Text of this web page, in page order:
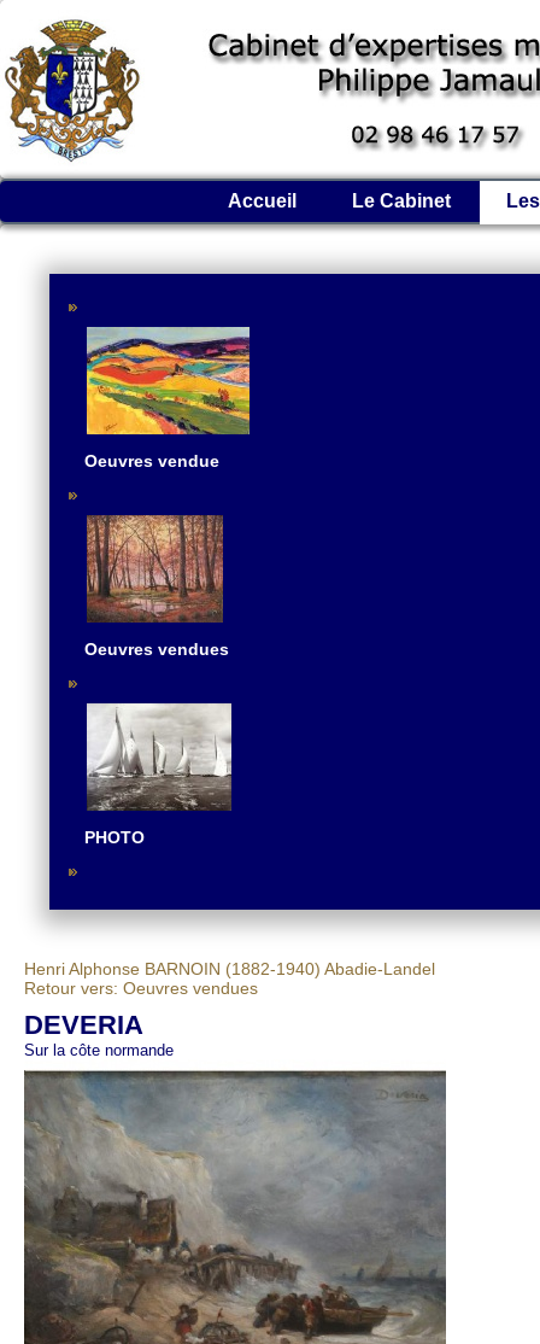
Accueil Le Cabinet
Oeuvres vendue
Oeuvres vendues
PHOTO
Henri Alphonse BARNOIN (1882-1940) Abadie-Landel
Retour vers: Oeuvres vendues
DEVERIA
Sur la côte normande